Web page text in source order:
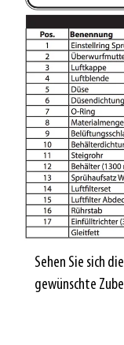
Sehen Sie sich
gewünschte